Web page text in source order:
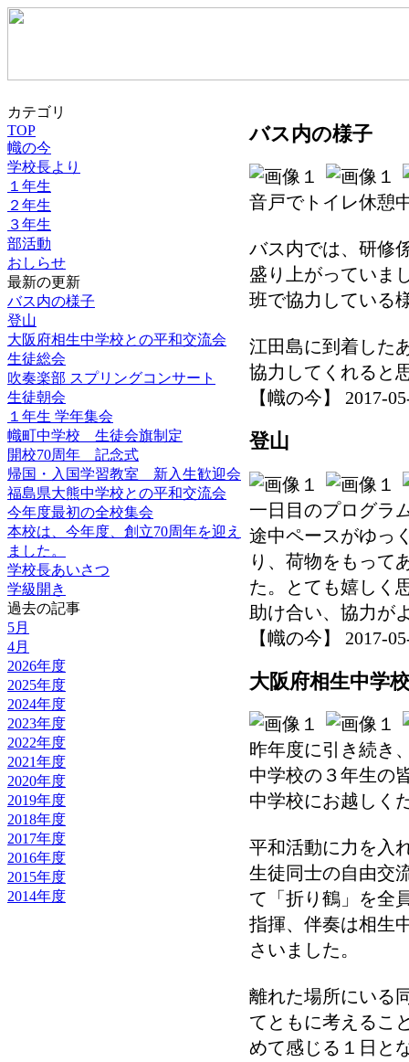
カテゴリ
TOP
幟の今
学校長より
１年生
２年生
３年生
部活動
おしらせ
最新の更新
バス内の様子
登山
大阪府相生中学校との平和交流会
生徒総会
吹奏楽部 スプリングコンサート
生徒朝会
１年生 学年集会
幟町中学校 生徒会旗制定
開校70周年 記念式
帰国・入国学習教室 新入生歓迎会
福島県大熊中学校との平和交流会
今年度最初の全校集会
本校は、今年度、創立70周年を迎え
ました。
学校長あいさつ
学級開き
過去の記事
5月
4月
2026年度
2025年度
2024年度
2023年度
2022年度
2021年度
2020年度
2019年度
2018年度
2017年度
2016年度
2015年度
2014年度
バス内の様子
音戸でトイレ休憩
バス内では、研修
盛り上がっていま
班で協力している
江田島に到着した
協力してくれると
【幟の今】 2017-
登山
一日目のプログラ
途中ペースがゆっ
り、荷物をもって
た。とても嬉しく
助け合い、協力が
【幟の今】 2017-
大阪府相生中学
昨年度に引き続き
中学校の３年生の
中学校にお越しく
平和活動に力を入
生徒同士の自由交
て「折り鶴」を全
指揮、伴奏は相生
さいました。
離れた場所にいる
てともに考えるこ
めて感じる１日と